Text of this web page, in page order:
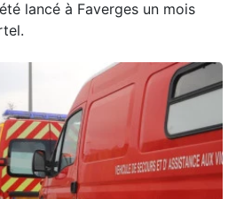
lancé à Faverges un mois